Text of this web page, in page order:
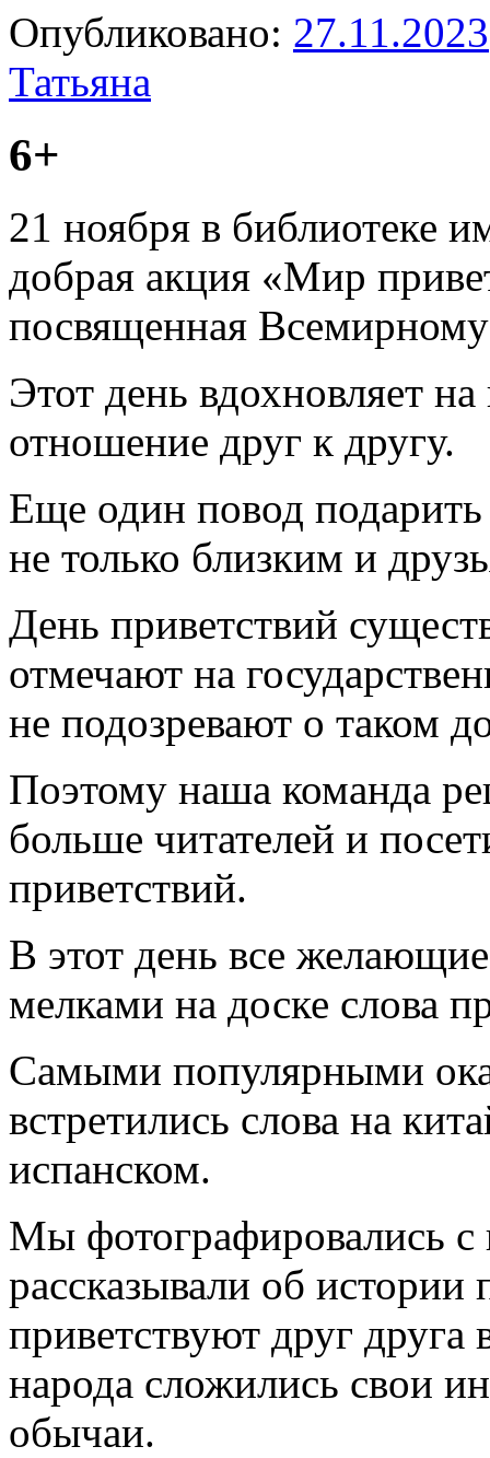
Опубликовано: 27.11.2023
Татьяна
6+
21 ноября в библиотеке
добрая акция «Мир
посвященная
Этот день вдохновляет
отношение друг к другу.
Еще один повод
не только близким и
День приветствий
отмечают на
не подозревают о таком
Поэтому наша команда
больше читателей и
приветствий.
В этот день все
мелками на доске слова
Самыми популярными
встретились слова на
испанском.
Мы фотографировались с
рассказывали об истории
приветствуют друг
народа сложились свои
обычаи.